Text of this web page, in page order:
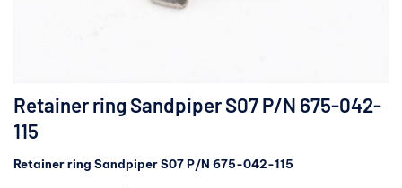
Retainer ring Sandpiper S07 P/N 675-042-
115
Retainer ring Sandpiper S07 P/N 675-042-115